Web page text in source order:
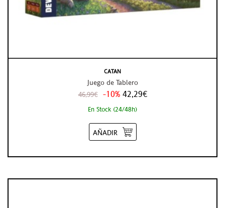
CATAN
Juego de Tablero
46,99€ -10% 42,29€
En Stock (24/48h)
AÑADIR